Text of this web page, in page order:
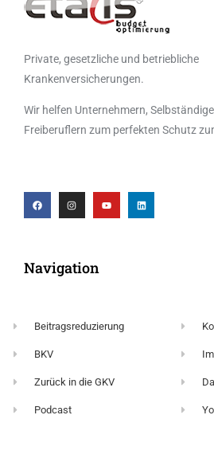
Private, gesetzliche und betriebliche
Krankenversicherungen.
Wir helfen Unternehmern,
Freiberuflern zum perfekten Schutz
Navigation
Beitragsreduzierung
BKV
Zurück in die GKV
Podcast